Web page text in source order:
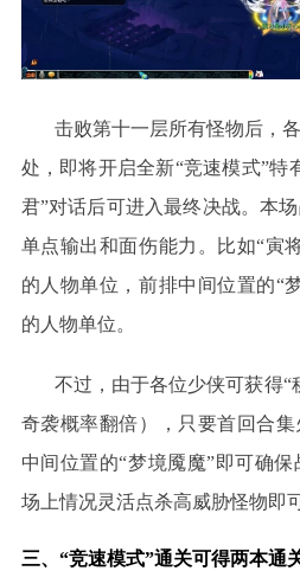
击败第十一层所有怪物后，
处，即将开启全新“竞速模式”特
君”对话后可进入最终决战。本
单点输出和面伤能力。比如“寅
的人物单位，前排中间位置的“
的人物单位。
不过，由于各位少侠可获得“
奇袭概率翻倍），只要首回合
中间位置的“梦境魇魔”即可确
场上情况灵活点杀高威胁怪物即
三、 “竞速模式”通关可得两本通